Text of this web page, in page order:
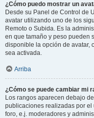
¿Cómo puedo mostrar un
Desde su Panel de Control de
avatar utilizando uno de los
Remoto o Subida. Es la
en que tamaño y peso pueden
disponible la opción de avatar,
sea activada.
Arriba
¿Cómo se puede cambiar mi
Los rangos aparecen debajo
publicaciones realizadas por el
foro, e.j. moderadores y